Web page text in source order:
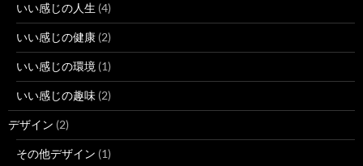
いい感じの人生 (4)
いい感じの健康 (2)
いい感じの環境 (1)
いい感じの趣味 (2)
デザイン (2)
その他デザイン (1)